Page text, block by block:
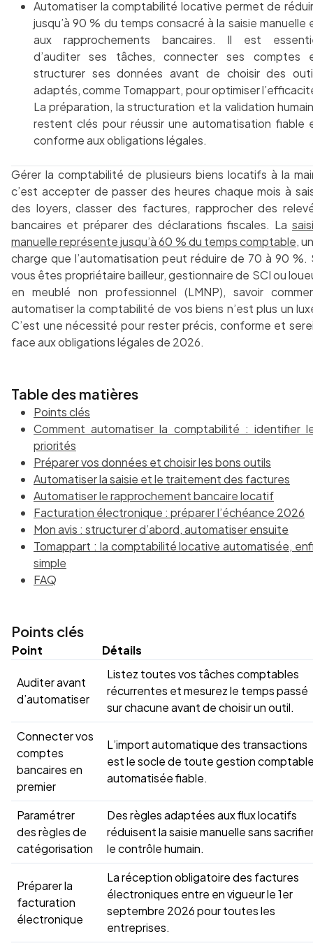
Automatiser la comptabilité locative permet de
jusqu’à 90 % du temps consacré à la saisie manuelle
aux rapprochements bancaires. Il est
d’auditer ses tâches, connecter ses comptes
structurer ses données avant de choisir des
adaptés, comme Tomappart, pour optimiser
La préparation, la structuration et la validation
restent clés pour réussir une automatisation fiable
conforme aux obligations légales.
Gérer la comptabilité de plusieurs biens locatifs à la
c’est accepter de passer des heures chaque mois à
des loyers, classer des factures, rapprocher des
bancaires et préparer des déclarations fiscales. La
manuelle représente jusqu’à 60 % du temps comptable,
charge que l’automatisation peut réduire de 70 à 90 %.
vous êtes propriétaire bailleur, gestionnaire de SCI ou
en meublé non professionnel (LMNP), savoir
automatiser la comptabilité de vos biens n’est plus un
C’est une nécessité pour rester précis, conforme et
face aux obligations légales de 2026.
Table des matières
Points clés
Comment automatiser la comptabilité : identifier
priorités
Préparer vos données et choisir les bons outils
Automatiser la saisie et le traitement des factures
Automatiser le rapprochement bancaire locatif
Facturation électronique : préparer l’échéance 2026
Mon avis : structurer d’abord, automatiser ensuite
Tomappart : la comptabilité locative automatisée,
simple
FAQ
Points clés
Point Détails
Auditer avant
d’automatiser
Listez toutes vos tâches comptables
récurrentes et mesurez le temps passé
sur chacune avant de choisir un outil.
Connecter vos
comptes
bancaires en
premier
L’import automatique des transactions
est le socle de toute gestion
automatisée fiable.
Paramétrer
des règles de
catégorisation
Des règles adaptées aux flux locatifs
réduisent la saisie manuelle sans
le contrôle humain.
Préparer la
facturation
électronique
La réception obligatoire des factures
électroniques entre en vigueur le 1er
septembre 2026 pour toutes les
entreprises.